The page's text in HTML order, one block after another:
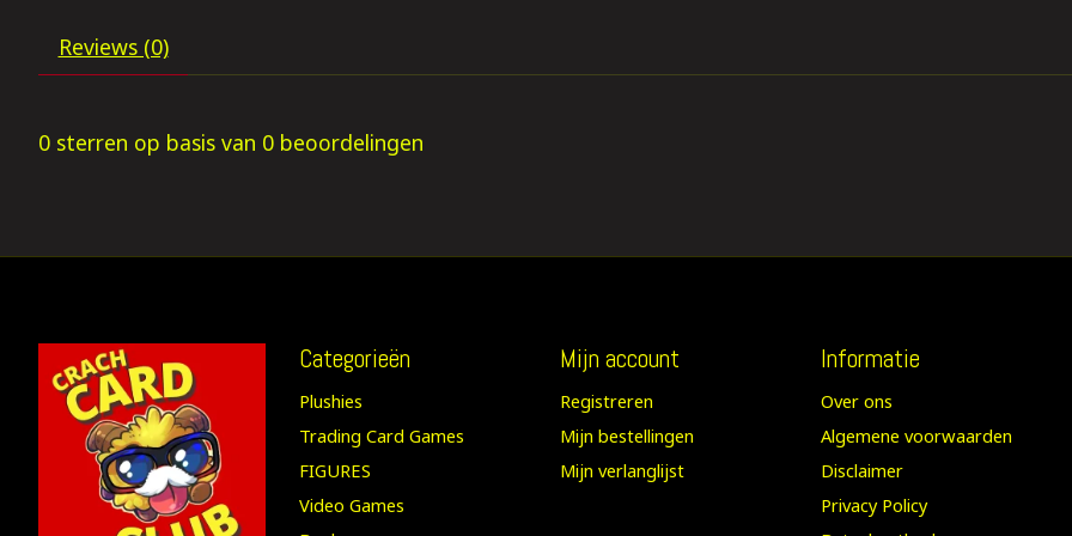
Reviews (0)
0 sterren op basis van 0 beoordelingen
Categorieën
Plushies
Trading Card Games
FIGURES
Video Games
Mijn account
Registreren
Mijn bestellingen
Mijn verlanglijst
Informatie
Over ons
Algemene voorwaarden
Disclaimer
Privacy Policy